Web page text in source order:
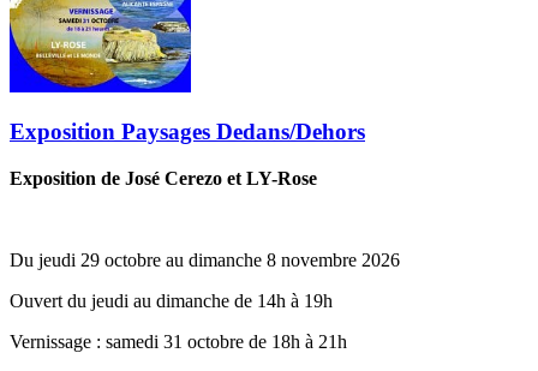
Exposition Paysages Dedans/Dehors
Exposition de José Cerezo et LY-Rose
Du jeudi 29 octobre au dimanche 8 novembre 2026
Ouvert du jeudi au dimanche de 14h à 19h
Vernissage ‬:‬‭ samedi 31 octobre de 18h à 21h